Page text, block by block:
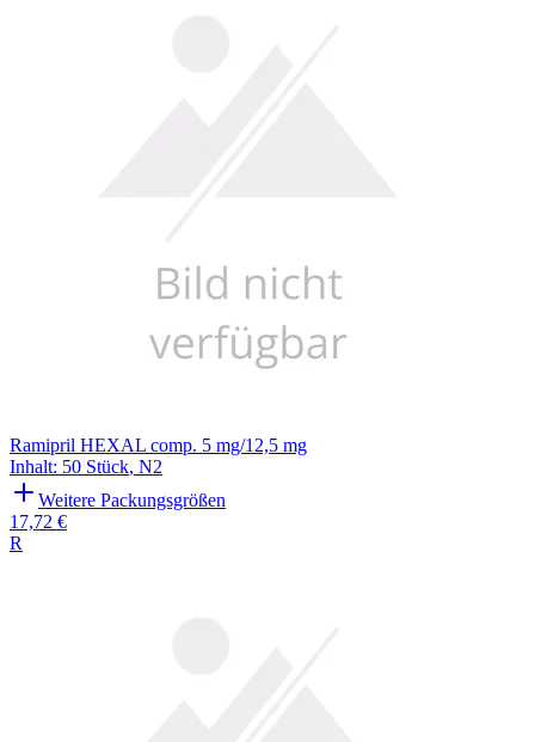
Ramipril HEXAL comp. 5 mg/12,5 mg
Inhalt: 50 Stück, N2
Weitere Packungsgrößen
17,72 €
R